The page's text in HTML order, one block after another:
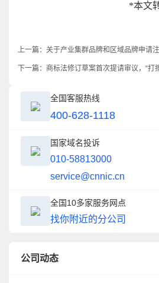
*本文
上一篇： 关于产业集群品牌和区域品牌申请
下一篇： 商标法修订草案首次提请审议，“打
全国客服热线
400-628-1118
国家域名投诉
010-58813000
service@cnnic.cn
全国10多家服务网点
找你附近的分公司
公司动态